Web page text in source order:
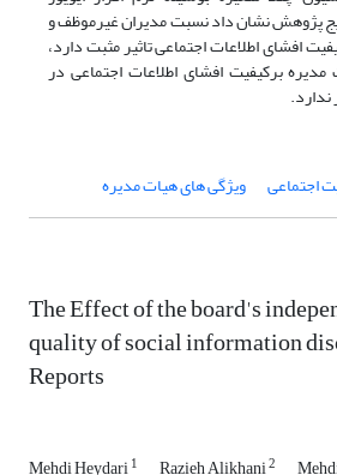
پژوهش نشان داد نسبت مدیران غیرموظف و
افشای اطلاعات اجتماعی تاثیر مثبت دارد،
برکیفیت افشای اطلاعات اجتماعی در
ندارد.
اجتماعی ویژگی های هیات مدیره
The Effect of the board's
quality of social information
Reports
1 2